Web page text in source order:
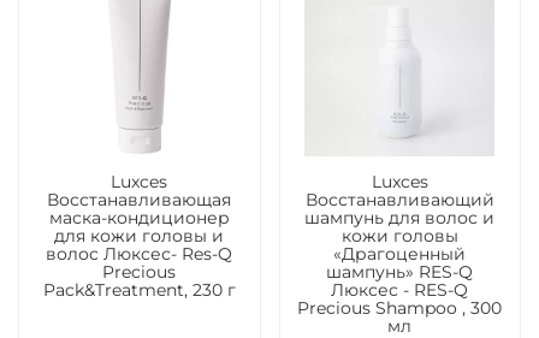
Luxces
Восстанавливающая
маска-кондиционер
для кожи головы и
волос Люксес- Res-Q
Precious
Pack&Treatment, 230 г
Luxces
Восстанавливающий
шампунь для волос и
кожи головы
«Драгоценный
шампунь» RES-Q
Люксес - RES-Q
Precious Shampoo , 300
мл